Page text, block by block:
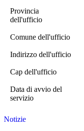
Provincia
dell'ufficio
Comune dell'ufficio
Indirizzo dell'ufficio
Cap dell'ufficio
Data di avvio del
servizio
Notizie